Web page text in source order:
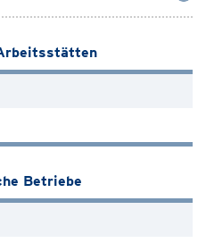
Betriebe